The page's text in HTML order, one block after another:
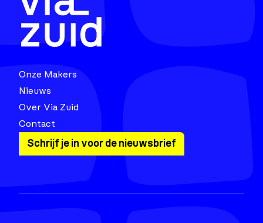
Onze Makers
Nieuws
Over Via Zuid
Contact
Schrijf je in voor de nieuwsbrief